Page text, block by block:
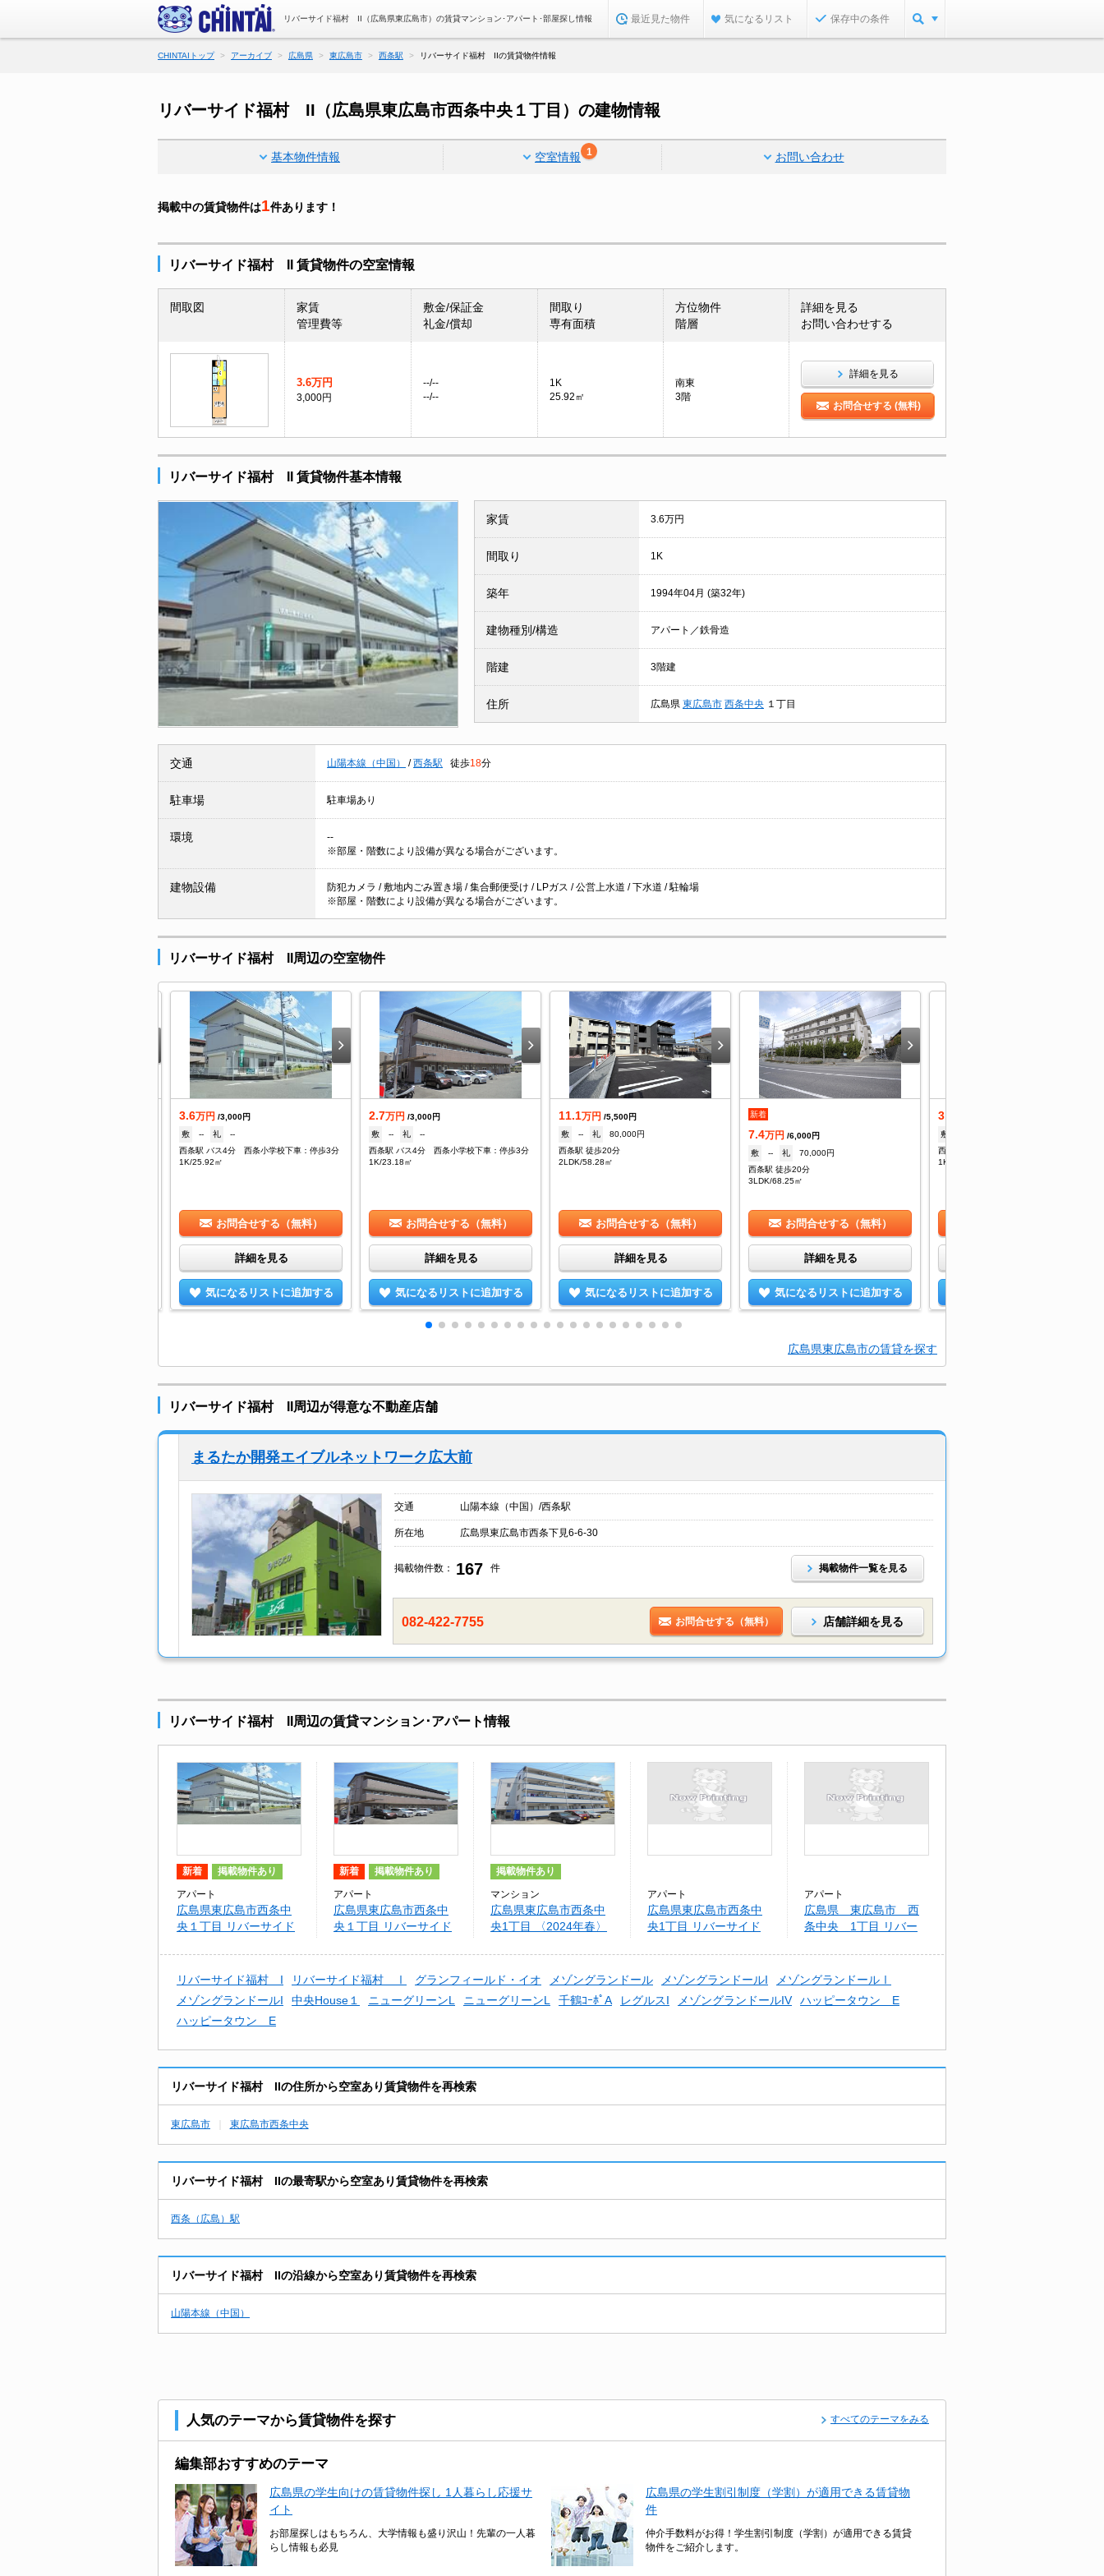
リバーサイド福村 II（広島県東広島市）の賃貸マンション･アパート･部屋探し情報 最近見た物件 気になるリスト 保存中の条件
CHINTAIトップ アーカイブ 広島県 東広島市 西条駅 リバーサイド福村 IIの賃貸物件情報
リバーサイド福村 II（広島県東広島市西条中央１丁目）の建物情報
基本物件情報 空室情報 1 お問い合わせ
掲載中の賃貸物件は1件あります！
リバーサイド福村 II 賃貸物件の空室情報
間取図
家賃
管理費等
敷金/保証金
礼金/償却
間取り
専有面積
方位物件
階層
詳細を見る
お問い合わせする
3.6万円
3,000円
--/--
--/--
1K
25.92㎡
南東
3階
詳細を見る
お問合せする (無料)
リバーサイド福村 II 賃貸物件基本情報
家賃 3.6万円
間取り 1K
築年 1994年04月 (築32年)
建物種別/構造 アパート／鉄骨造
階建 3階建
住所 広島県 東広島市 西条中央 １丁目
交通 山陽本線（中国） / 西条駅 徒歩18分
駐車場 駐車場あり
環境
--
※部屋・階数により設備が異なる場合がございます。
建物設備
防犯カメラ / 敷地内ごみ置き場 / 集合郵便受け / LPガス / 公営上水道 / 下水道 / 駐輪場
※部屋・階数により設備が異なる場合がございます。
リバーサイド福村 II周辺の空室物件
3.6万円 /3,000円
敷
-- 礼
--
西条駅 バス4分 西条小学校下車：停歩3分
1K/25.92㎡
お問合せする（無料）
詳細を見る
気になるリストに追加する
2.7万円 /3,000円
敷
-- 礼
--
西条駅 バス4分 西条小学校下車：停歩3分
1K/23.18㎡
お問合せする（無料）
詳細を見る
気になるリストに追加する
11.1万円 /5,500円
敷
-- 礼
80,000円
西条駅 徒歩20分
2LDK/58.28㎡
お問合せする（無料）
詳細を見る
気になるリストに追加する
新着
7.4万円 /6,000円
敷
-- 礼
70,000円
西条駅 徒歩20分
3LDK/68.25㎡
お問合せする（無料）
詳細を見る
気になるリストに追加する
3.3
敷
西条駅 バス5分 江熊下車：停歩7分
1K/23.18㎡
広島県東広島市の賃貸を探す
リバーサイド福村 II周辺が得意な不動産店舗
まるたか開発エイブルネットワーク広大前
交通 山陽本線（中国）/西条駅
所在地 広島県東広島市西条下見6-6-30
掲載物件数： 167 件 掲載物件一覧を見る
082-422-7755 お問合せする（無料） 店舗詳細を見る
リバーサイド福村 II周辺の賃貸マンション･アパート情報
新着 掲載物件あり
アパート
広島県東広島市西条中
央１丁目 リバーサイド
新着 掲載物件あり
アパート
広島県東広島市西条中
央１丁目 リバーサイド
掲載物件あり
マンション
広島県東広島市西条中
央1丁目 〈2024年春〉
アパート
広島県東広島市西条中
央1丁目 リバーサイド
アパート
広島県 東広島市 西
条中央 1丁目 リバー
リバーサイド福村 I リバーサイド福村 Ⅰ グランフィールド・イオ メゾングランドール メゾングランドールI
メゾングランドールⅠ
メゾングランドールI
中央House１ ニューグリーンL ニューグリーンL 千鶴ｺｰﾎﾟA レグルスI メゾングランドールIV
ハッピータウン E
ハッピータウン E
リバーサイド福村 IIの住所から空室あり賃貸物件を再検索
東広島市 東広島市西条中央
リバーサイド福村 IIの最寄駅から空室あり賃貸物件を再検索
西条（広島）駅
リバーサイド福村 IIの沿線から空室あり賃貸物件を再検索
山陽本線（中国）
人気のテーマから賃貸物件を探す すべてのテーマをみる
編集部おすすめのテーマ
広島県の学生向けの賃貸物件探し 1人暮らし応援サ
イト
お部屋探しはもちろん、大学情報も盛り沢山！先輩の一人暮
らし情報も必見
広島県の学生割引制度（学割）が適用できる賃貸物
件
仲介手数料がお得！学生割引制度（学割）が適用できる賃貸
物件をご紹介します。